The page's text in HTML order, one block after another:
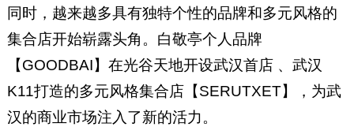
同时，越来越多具有独特个性的品牌和多元风格的
集合店开始崭露头角。白敬亭个人品牌
【GOODBAI】在光谷天地开设武汉首店 、武汉
K11打造的多元风格集合店【SERUTXET】，为武
汉的商业市场注入了新的活力。